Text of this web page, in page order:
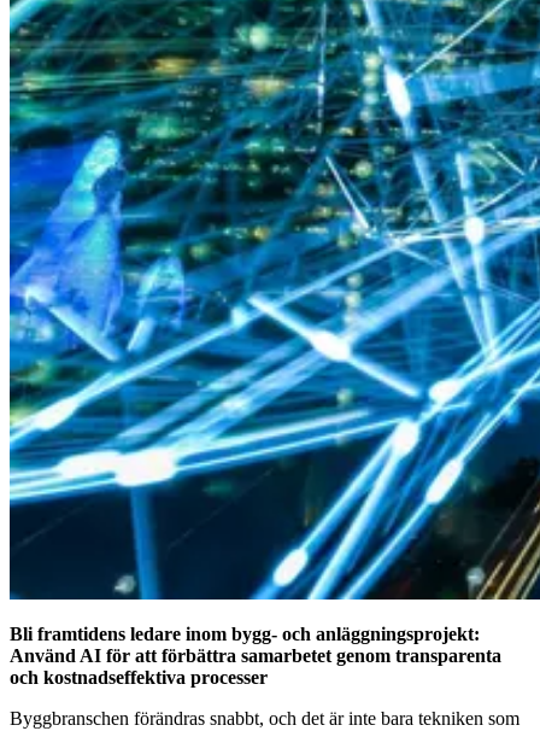
Bli framtidens ledare inom bygg- och anläggningsprojekt:
Använd AI för att förbättra samarbetet genom transparenta
och kostnadseffektiva processer
Byggbranschen förändras snabbt, och det är inte bara tekniken som